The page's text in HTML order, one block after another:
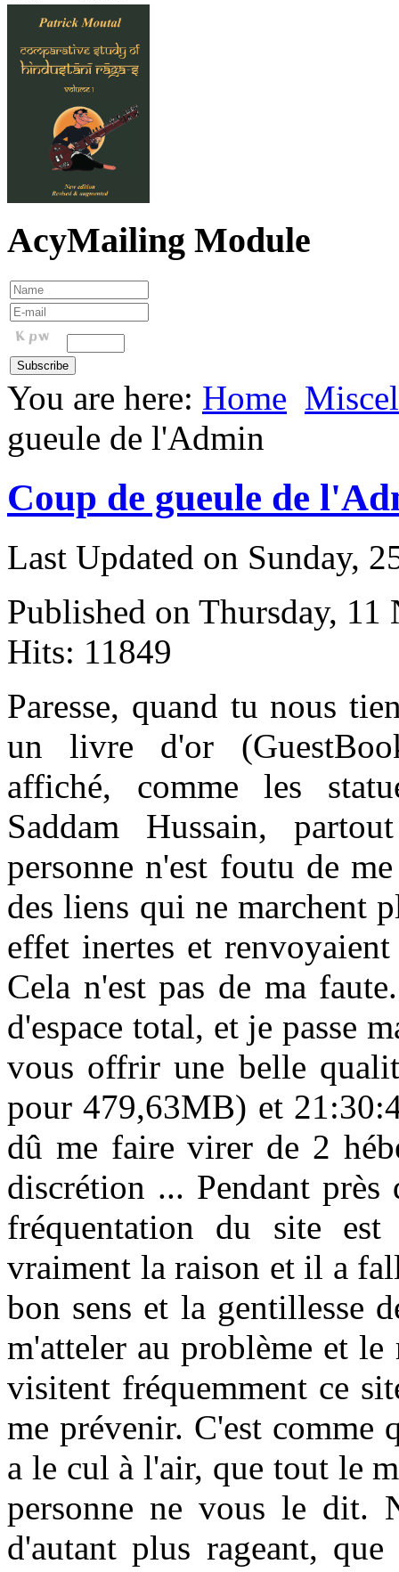
AcyMailing Module
You are here: Home
gueule de l'Admin
Coup de gueule de
Last Updated on Sunday,
Published on Thursday,
Hits: 11849
Paresse, quand tu nous
un livre d'or
affiché, comme les
Saddam Hussain,
personne n'est foutu de
des liens qui ne marchent
effet inertes et
Cela n'est pas de ma
d'espace total, et je passe
vous offrir une belle
pour 479,63MB) et
dû me faire virer de 2
discrétion ... Pendant près
fréquentation du site est
vraiment la raison et il a
bon sens et la gentillesse
m'atteler au problème et
visitent fréquemment ce
me prévenir. C'est comme
a le cul à l'air, que tout le
personne ne vous le dit.
d'autant plus rageant,